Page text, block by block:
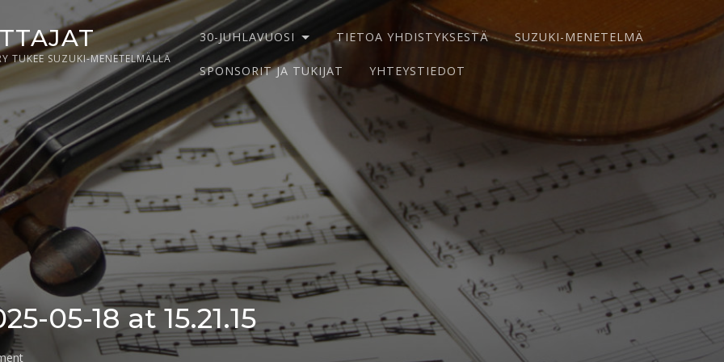
TUKEE SUZUKI-MENETELMÄLLÄ
30-JUHLAVUOSI TIETOA YHDISTYKSESTÄ SUZUKI-MENETELMÄ
SPONSORIT JA TUKIJAT YHTEYSTIEDOT
05-18 at 15.21.15
on